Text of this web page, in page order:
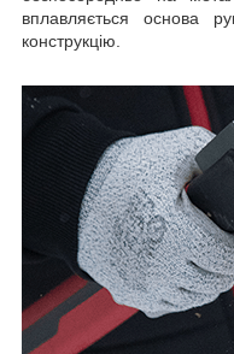
вплавляється основа
конструкцію.